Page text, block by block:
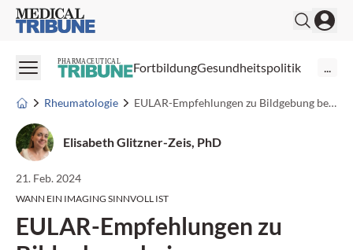
Medical Tribune
PHARMACEUTICAL FortbildungGesundheitspolitik ...
Rheumatologie EULAR-Empfehlungen zu Bildgebung bei Kristallarthropathien veröffentlicht
Elisabeth Glitzner-Zeis, PhD
21. Feb. 2024
WANN EIN IMAGING SINNVOLL IST
EULAR-Empfehlungen zu